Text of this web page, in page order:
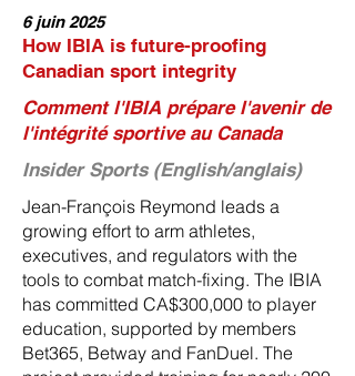
6 juin 2025
How IBIA is future-proofing
Canadian sport integrity
Comment l'IBIA prépare l'avenir de
l'intégrité sportive au Canada
Insider Sports (English/anglais)
Jean-François Reymond leads a
growing effort to arm athletes,
executives, and regulators with the
tools to combat match-fixing. The IBIA
has committed CA$300,000 to player
education, supported by members
Bet365, Betway and FanDuel. The